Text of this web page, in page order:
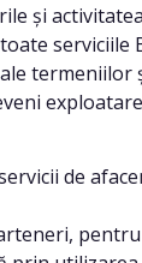
și
de